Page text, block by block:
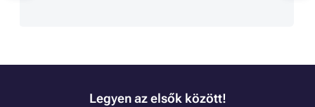
Legyen az elsők között!